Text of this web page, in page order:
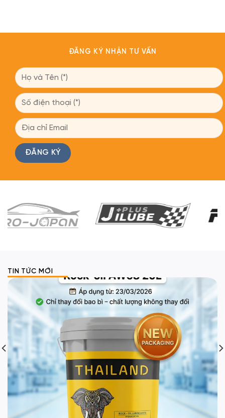
ĐĂNG KÝ NHẬN TƯ VẤN
TIN TỨC MỚI